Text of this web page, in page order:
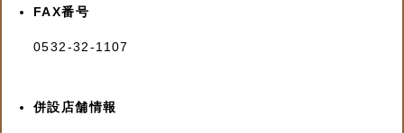
FAX番号
0532-32-1107
併設店舗情報